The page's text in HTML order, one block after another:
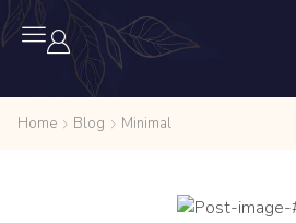
Home Blog Minimal